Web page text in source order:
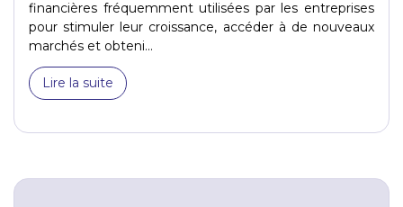
financières fréquemment utilisées par les entreprises
pour stimuler leur croissance, accéder à de nouveaux
marchés et obteni...
Lire la suite